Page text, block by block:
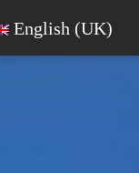
English (UK)